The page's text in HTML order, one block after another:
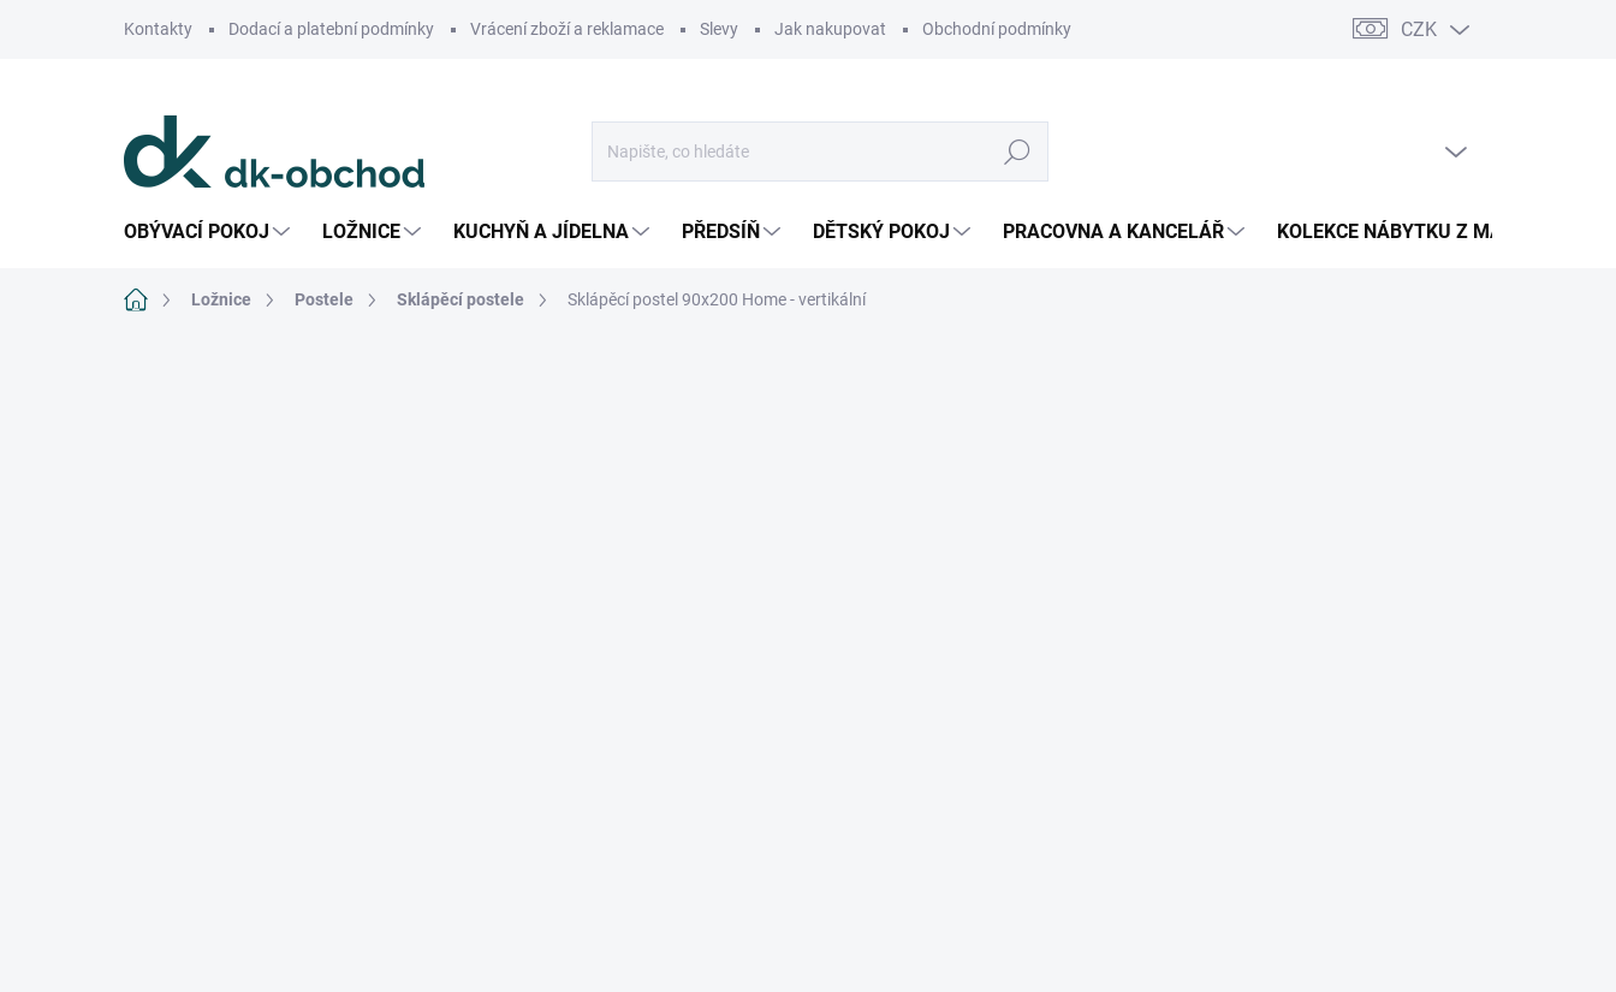
Kontakty Dodací a platební podmínky Vrácení zboží a reklamace Slevy Jak nakupovat Obchodní podmínky Podmínky ochrany osobních údajů Pojištění zásilky
CZK
Hledat
OBÝVACÍ POKOJ LOŽNICE KUCHYŇ A JÍDELNA PŘEDSÍŇ DĚTSKÝ POKOJ PRACOVNA A KANCELÁŘ KOLEKCE NÁBYTKU Z MASIVU
Domů Ložnice Postele Sklápěcí postele Sklápěcí postel 90x200 Home - vertikální